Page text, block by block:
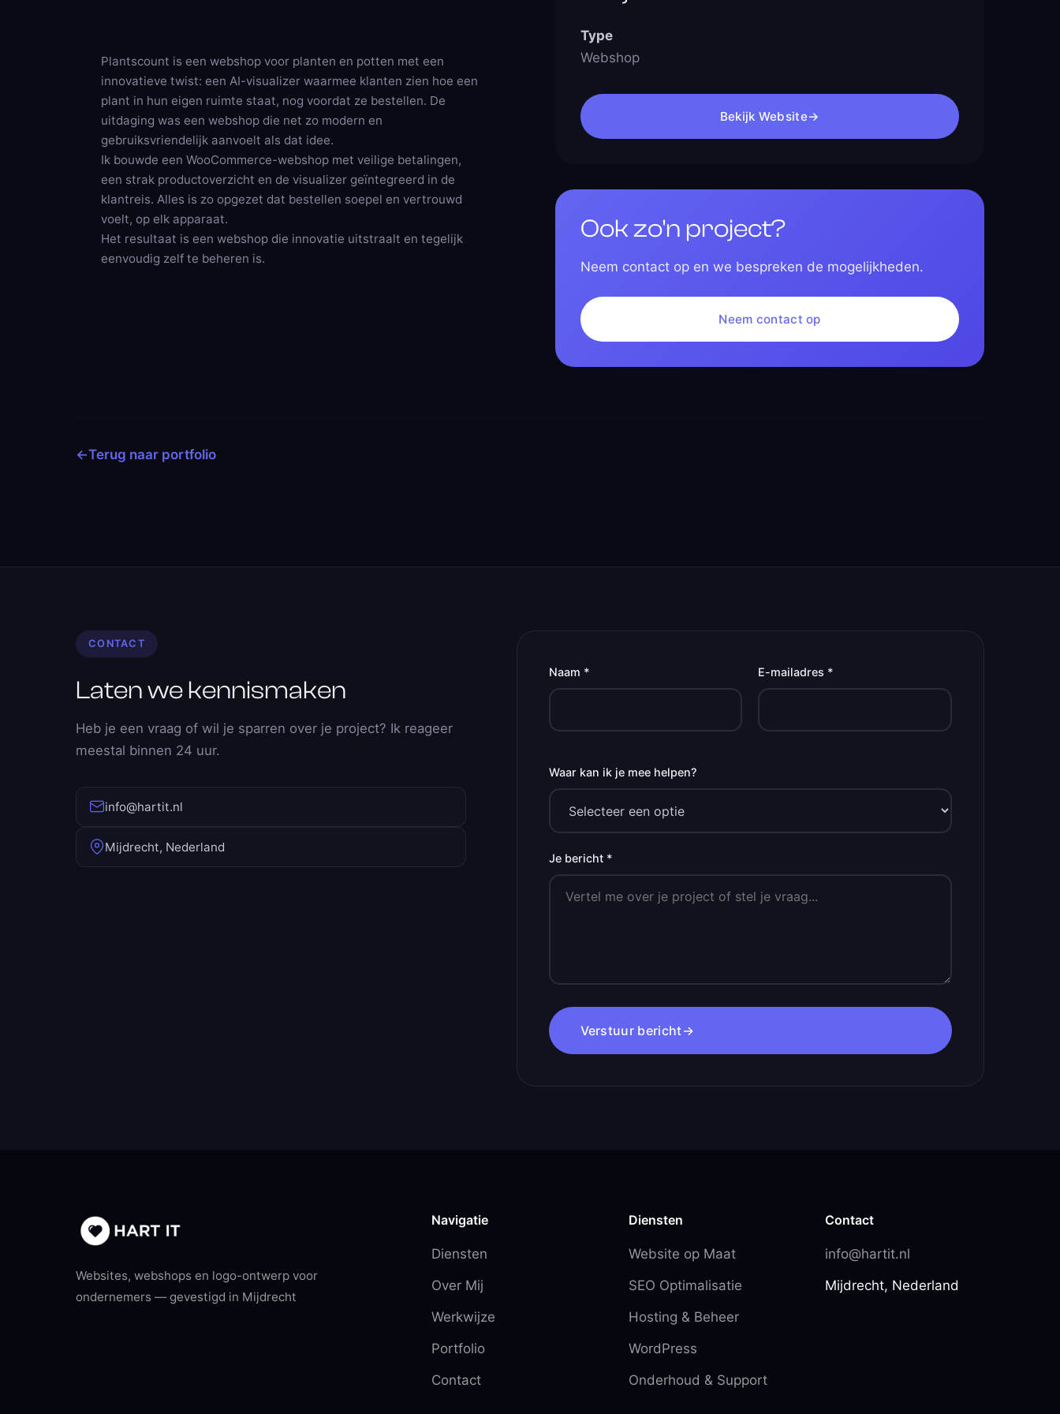
Plantscount is een webshop voor planten en potten met een
innovatieve twist: een AI-visualizer waarmee klanten zien hoe een
plant in hun eigen ruimte staat, nog voordat ze bestellen. De
uitdaging was een webshop die net zo modern en
gebruiksvriendelijk aanvoelt als dat idee.
Ik bouwde een WooCommerce-webshop met veilige betalingen,
een strak productoverzicht en de visualizer geïntegreerd in de
klantreis. Alles is zo opgezet dat bestellen soepel en vertrouwd
voelt, op elk apparaat.
Het resultaat is een webshop die innovatie uitstraalt en tegelijk
eenvoudig zelf te beheren is.
Type
Webshop
Bekijk Website→
Ook zo'n project?
Neem contact op en we bespreken de mogelijkheden.
Neem contact op
←Terug naar portfolio
CONTACT
Laten we kennismaken
Heb je een vraag of wil je sparren over je project? Ik reageer
meestal binnen 24 uur.
info@hartit.nl
Mijdrecht, Nederland
Naam * E-mailadres *
Waar kan ik je mee helpen?
Je bericht *
Verstuur bericht→
Websites, webshops en logo-ontwerp voor
ondernemers — gevestigd in Mijdrecht
Navigatie
Diensten
Over Mij
Werkwijze
Portfolio
Contact
Diensten
Website op Maat
SEO Optimalisatie
Hosting & Beheer
WordPress
Onderhoud & Support
Contact
info@hartit.nl
Mijdrecht, Nederland